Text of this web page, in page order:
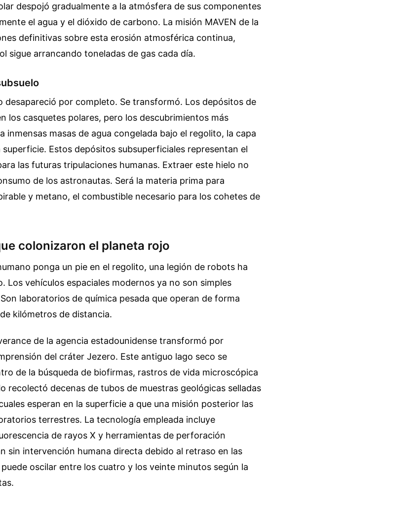
despojó gradualmente a la atmósfera de sus componentes
el agua y el dióxido de carbono. La misión MAVEN de la
definitivas sobre esta erosión atmosférica continua,
sigue arrancando toneladas de gas cada día.
desapareció por completo. Se transformó. Los depósitos de
los casquetes polares, pero los descubrimientos más
inmensas masas de agua congelada bajo el regolito, la capa
Estos depósitos subsuperficiales representan el
las futuras tripulaciones humanas. Extraer este hielo no
de los astronautas. Será la materia prima para
y metano, el combustible necesario para los cohetes de
colonizaron el planeta rojo
ponga un pie en el regolito, una legión de robots ha
Los vehículos espaciales modernos ya no son simples
laboratorios de química pesada que operan de forma
kilómetros de distancia.
de la agencia estadounidense transformó por
del cráter Jezero. Este antiguo lago seco se
de la búsqueda de biofirmas, rastros de vida microscópica
recolectó decenas de tubos de muestras geológicas selladas
esperan en la superficie a que una misión posterior las
terrestres. La tecnología empleada incluye
de rayos X y herramientas de perforación
sin intervención humana directa debido al retraso en las
oscilar entre los cuatro y los veinte minutos según la